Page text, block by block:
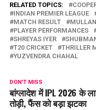
RELATED TOPICS:
INDIAN PREMIER LEAGUE
MATCH RESULT
PLAYER PERFORMANCES
SHREYAS IYER
T20 CRICKET
THRILLER
YUZVENDRA CHAHAL
DON'T MISS
बांग्लादेश में IPL 2026 के
तोड़ी, फैंस को बड़ा झटका